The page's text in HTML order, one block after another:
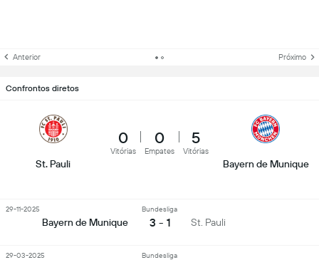
Anterior Próximo
Confrontos diretos
St. Pauli
0
Vitórias
0
Empates
5
Vitórias
Bayern de Munique
Bayern de Munique
Bundesliga
3 - 1 St. Pauli
29-11-2025
Bundesliga
29-03-2025